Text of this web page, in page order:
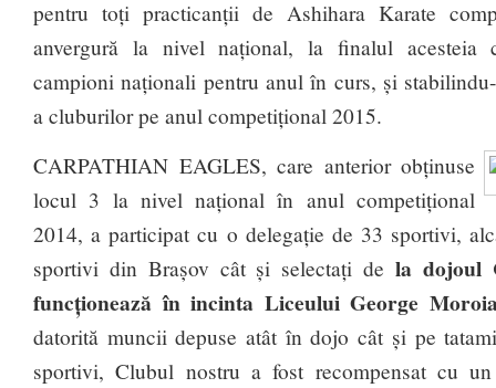
pentru toți practicanții de Ashihara Karate
anvergură la nivel național, la finalul acesteia
campioni naționali pentru anul în curs, și
a cluburilor pe anul competițional 2015.
CARPATHIAN EAGLES, care anterior obținuse
locul 3 la nivel național în anul competițional
2014, a participat cu o delegație de 33 sportivi,
sportivi din Brașov cât și selectați de la dojoul
funcționează în incinta Liceului George
datorită muncii depuse atât în dojo cât și pe
sportivi, Clubul nostru a fost recompensat cu